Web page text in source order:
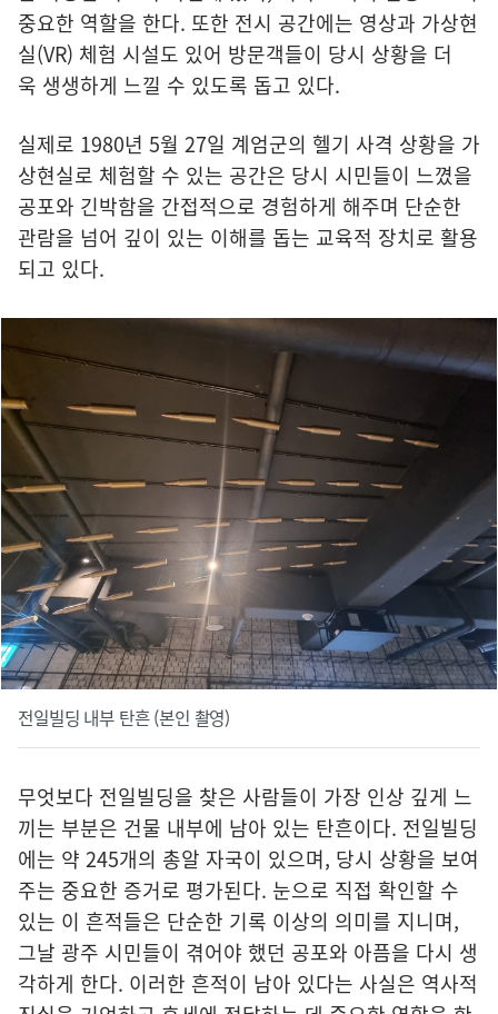
중요한 역할을 한다. 또한 전시 공간에는 영상과 가상현
실(VR) 체험 시설도 있어 방문객들이 당시 상황을 더
욱 생생하게 느낄 수 있도록 돕고 있다.
실제로 1980년 5월 27일 계엄군의 헬기 사격 상황을 가
상현실로 체험할 수 있는 공간은 당시 시민들이 느꼈을
공포와 긴박함을 간접적으로 경험하게 해주며 단순한
관람을 넘어 깊이 있는 이해를 돕는 교육적 장치로 활용
되고 있다.
전일빌딩 내부 탄흔 (본인 촬영)
무엇보다 전일빌딩을 찾은 사람들이 가장 인상 깊게 느
끼는 부분은 건물 내부에 남아 있는 탄흔이다. 전일빌딩
에는 약 245개의 총알 자국이 있으며, 당시 상황을 보여
주는 중요한 증거로 평가된다. 눈으로 직접 확인할 수
있는 이 흔적들은 단순한 기록 이상의 의미를 지니며,
그날 광주 시민들이 겪어야 했던 공포와 아픔을 다시 생
각하게 한다. 이러한 흔적이 남아 있다는 사실은 역사적